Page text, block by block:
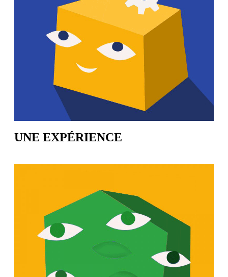
UNE EXPÉRIENCE